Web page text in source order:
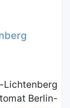
Lichtenberg
Berlin-